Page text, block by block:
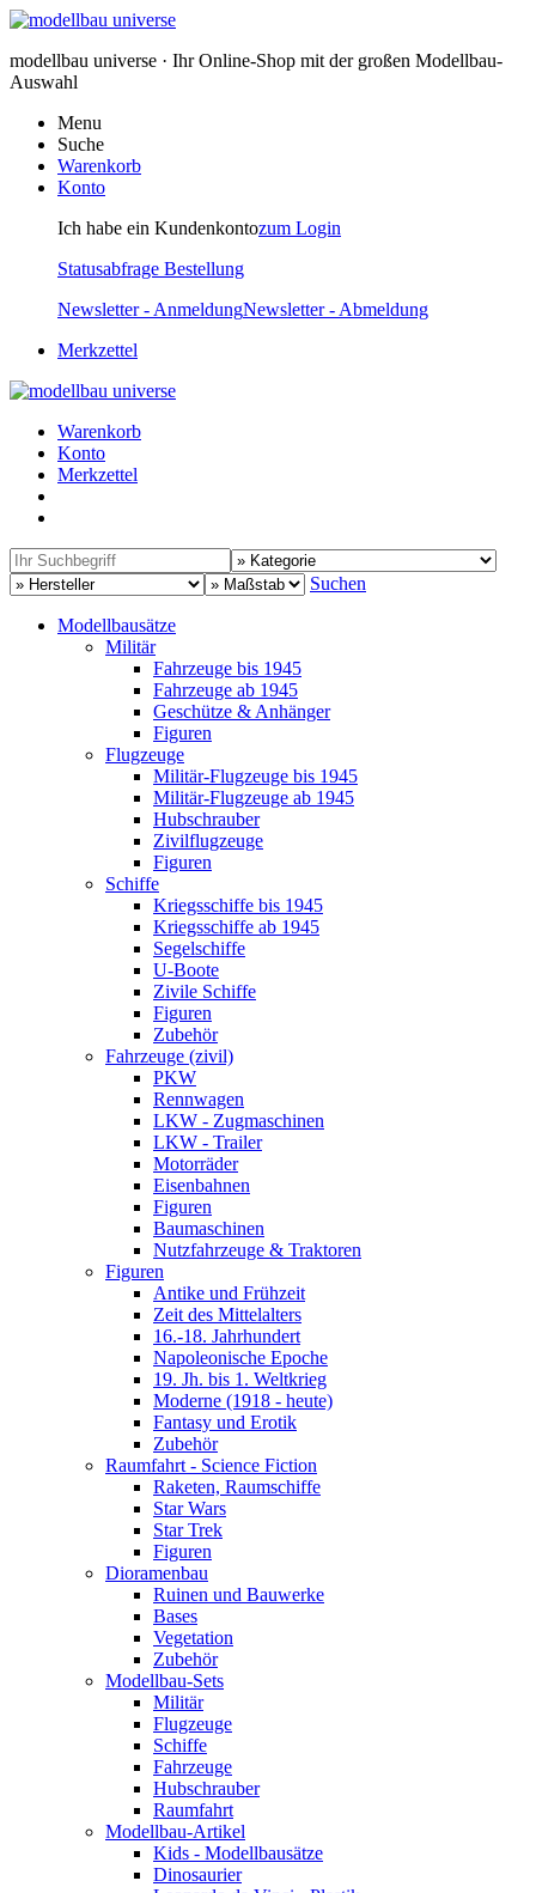
modellbau universe · Ihr Online-Shop mit der großen Modellbau-
Auswahl
Menu
Suche
Warenkorb
Konto
Ich habe ein Kundenkontozum Login
Statusabfrage Bestellung
Newsletter - AnmeldungNewsletter - Abmeldung
Merkzettel
Warenkorb
Konto
Merkzettel
Suchen
Modellbausätze
Militär
Fahrzeuge bis 1945
Fahrzeuge ab 1945
Geschütze & Anhänger
Figuren
Flugzeuge
Militär-Flugzeuge bis 1945
Militär-Flugzeuge ab 1945
Hubschrauber
Zivilflugzeuge
Figuren
Schiffe
Kriegsschiffe bis 1945
Kriegsschiffe ab 1945
Segelschiffe
U-Boote
Zivile Schiffe
Figuren
Zubehör
Fahrzeuge (zivil)
PKW
Rennwagen
LKW - Zugmaschinen
LKW - Trailer
Motorräder
Eisenbahnen
Figuren
Baumaschinen
Nutzfahrzeuge & Traktoren
Figuren
Antike und Frühzeit
Zeit des Mittelalters
16.-18. Jahrhundert
Napoleonische Epoche
19. Jh. bis 1. Weltkrieg
Moderne (1918 - heute)
Fantasy und Erotik
Zubehör
Raumfahrt - Science Fiction
Raketen, Raumschiffe
Star Wars
Star Trek
Figuren
Dioramenbau
Ruinen und Bauwerke
Bases
Vegetation
Zubehör
Modellbau-Sets
Militär
Flugzeuge
Schiffe
Fahrzeuge
Hubschrauber
Raumfahrt
Modellbau-Artikel
Kids - Modellbausätze
Dinosaurier